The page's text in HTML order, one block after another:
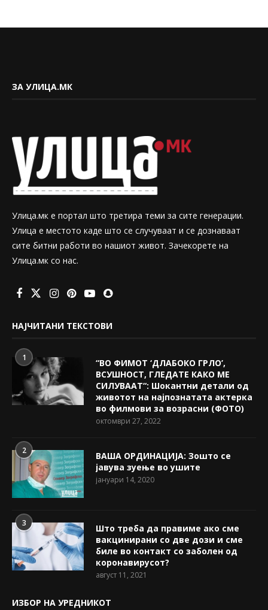
ЗА УЛИЦА.МК
Улица.мк е портал што третира теми за сите генерации.
Улица е местото каде што се случуваат и се дознаваат
сите битни работи во нашиот живот. Зачекорете на
Улица.мк со нас.
НАЈЧИТАНИ ТЕКСТОВИ
1
“ВО ФИМОТ ‘ДЛАБОКО ГРЛО’,
ВСУШНОСТ, ГЛЕДАТЕ КАКО МЕ
СИЛУВААТ“: Шокантни детали од
животот на најпознатата актерка
во филмови за возрасни (ФОТО)
октомври 27, 2022
2
ВАША ОРДИНАЦИЈА: Зошто се
јавува зуење во ушите
јануари 14, 2020
3
Што треба да правиме ако сме
вакцинирани со две дози и сме
биле во контакт со заболен од
коронавирусот?
август 11, 2021
ИЗБОР НА УРЕДНИКОТ